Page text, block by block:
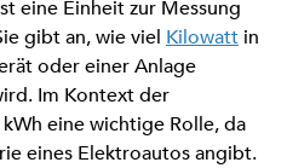
eine Einheit zur Messung
gibt an, wie viel Kilowatt in
oder einer Anlage
Im Kontext der
eine wichtige Rolle, da
eines Elektroautos angibt.